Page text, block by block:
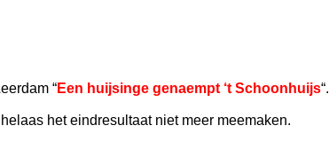
“Een huijsinge genaempt ‘t Schoonhuijs“.
het eindresultaat niet meer meemaken.